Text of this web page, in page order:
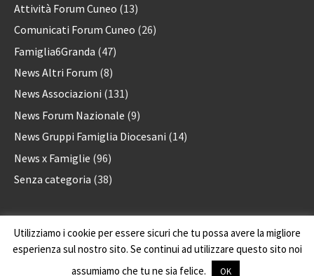
Attività Forum Cuneo (13)
Comunicati Forum Cuneo (26)
Famiglia6Granda (47)
News Altri Forum (8)
News Associazioni (131)
News Forum Nazionale (9)
News Gruppi Famiglia Diocesani (14)
News x Famiglie (96)
Senza categoria (38)
Forum delle Associazioni familiari della provincia di Cuneo
via A. Rossi, 28 - 12100 Cuneo - CF: 96076270048
Icobascowith WordPress.
Utilizziamo i cookie per essere sicuri che tu possa avere la migliore
esperienza sul nostro sito. Se continui ad utilizzare questo sito noi
assumiamo che tu ne sia felice.
OK